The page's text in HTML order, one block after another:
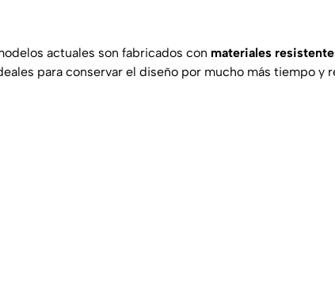
actuales son fabricados con materiales
para conservar el diseño por mucho más tiempo y